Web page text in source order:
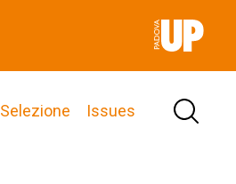
Selezione Issues